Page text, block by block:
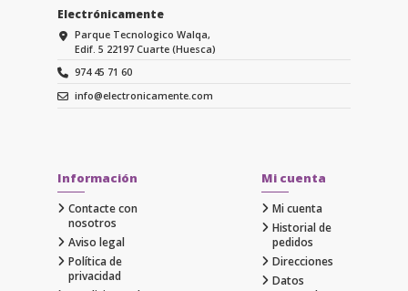
Electrónicamente
Parque Tecnologico Walqa,
Edif. 5 22197 Cuarte (Huesca)
974 45 71 60
info@electronicamente.com
Información
Contacte con
nosotros
Aviso legal
Política de
privacidad
Mi cuenta
Mi cuenta
Historial de
pedidos
Direcciones
Datos